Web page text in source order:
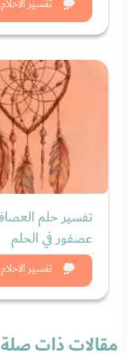
تفسير الاحلام
شاهد الان
تفسير الاحلام
تفسير حلم
عصفور في الحلم
شاهد الان
مقالات ذات صلة